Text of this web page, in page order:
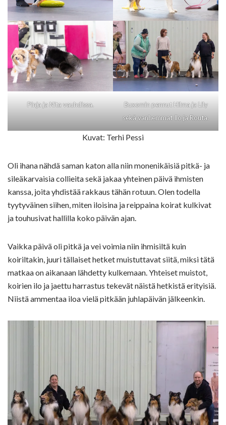
Pinja ja Nita vauhdissa.
Buxomin pennut Hilma ja Lily
sekä vanhemmat Ilo ja Routa.
Kuvat: Terhi Pessi
Oli ihana nähdä saman katon alla niin monenikäisiä pitkä- ja
sileäkarvaisia collieita sekä jakaa yhteinen päivä ihmisten
kanssa, joita yhdistää rakkaus tähän rotuun. Olen todella
tyytyväinen siihen, miten iloisina ja reippaina koirat kulkivat
ja touhusivat hallilla koko päivän ajan.
Vaikka päivä oli pitkä ja vei voimia niin ihmisiltä kuin
koiriltakin, juuri tällaiset hetket muistuttavat siitä, miksi tätä
matkaa on aikanaan lähdetty kulkemaan. Yhteiset muistot,
koirien ilo ja jaettu harrastus tekevät näistä hetkistä erityisiä.
Niistä ammentaa iloa vielä pitkään juhlapäivän jälkeenkin.